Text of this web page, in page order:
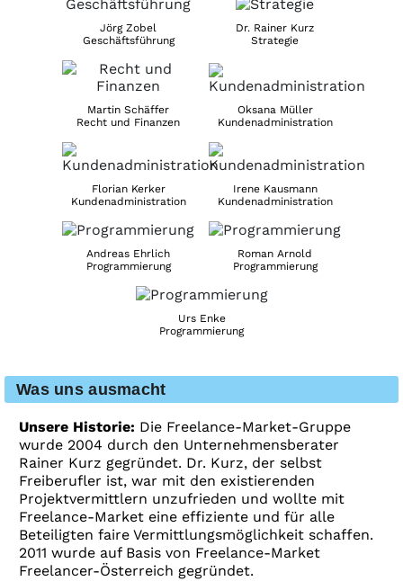
Jörg Zobel
Geschäftsführung
Dr. Rainer Kurz
Strategie
Martin Schäffer
Recht und Finanzen
Oksana Müller
Kundenadministration
Florian Kerker
Kundenadministration
Irene Kausmann
Kundenadministration
Andreas Ehrlich
Programmierung
Roman Arnold
Programmierung
Urs Enke
Programmierung
Was uns ausmacht
Unsere Historie: Die Freelance-Market-Gruppe
wurde 2004 durch den Unternehmensberater
Rainer Kurz gegründet. Dr. Kurz, der selbst
Freiberufler ist, war mit den existierenden
Projektvermittlern unzufrieden und wollte mit
Freelance-Market eine effiziente und für alle
Beteiligten faire Vermittlungsmöglichkeit schaffen.
2011 wurde auf Basis von Freelance-Market
Freelancer-Österreich gegründet.